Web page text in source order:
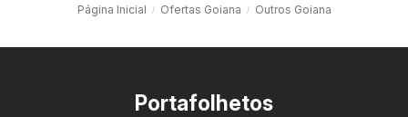
Página Inicial Ofertas Goiana Outros Goiana
Portafolhetos